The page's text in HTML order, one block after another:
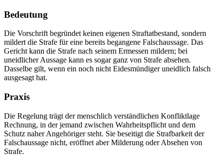
Bedeutung
Die Vorschrift begründet keinen eigenen Straftatbestand, sondern
mildert die Strafe für eine bereits begangene Falschaussage. Das
Gericht kann die Strafe nach seinem Ermessen mildern; bei
uneidlicher Aussage kann es sogar ganz von Strafe absehen.
Dasselbe gilt, wenn ein noch nicht Eidesmündiger uneidlich falsch
ausgesagt hat.
Praxis
Die Regelung trägt der menschlich verständlichen Konfliktlage
Rechnung, in der jemand zwischen Wahrheitspflicht und dem
Schutz naher Angehöriger steht. Sie beseitigt die Strafbarkeit der
Falschaussage nicht, eröffnet aber Milderung oder Absehen von
Strafe.